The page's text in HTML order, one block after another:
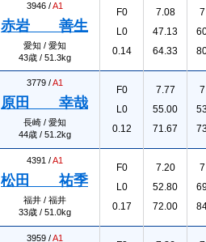
3946 /A1
赤岩 善生
愛知 / 愛知
43歳 / 51.3kg
F0
L0
0.14
7.08
47.13
64.33
3779 /A1
原田 幸哉
長崎 / 愛知
44歳 / 51.2kg
F0
L0
0.12
7.77
55.00
71.67
4391 /A1
松田 祐季
福井 / 福井
33歳 / 51.0kg
F0
L0
0.17
7.20
52.80
72.00
3959 /A1